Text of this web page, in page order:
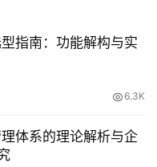
指南：功能解构与实
6.3K
体系的理论解析与企